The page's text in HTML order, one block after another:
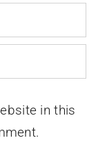
in this